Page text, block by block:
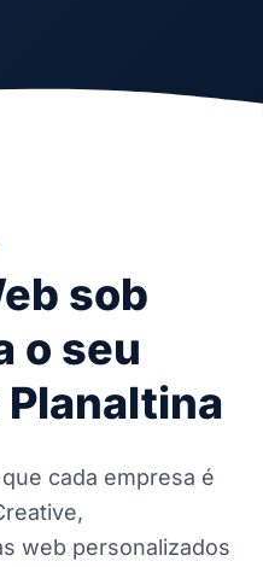
sob
o seu
cada empresa é
web personalizados